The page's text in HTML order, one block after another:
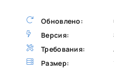
Обновлено:
Версия:
Требования:
Размер: